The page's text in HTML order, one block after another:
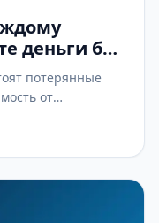
деньги без
потерянные
от